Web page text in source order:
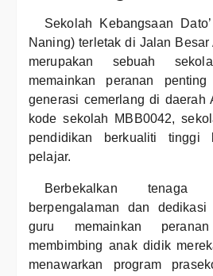
Sekolah Kebangsaan
Naning) terletak di Jalan
merupakan sebuah
memainkan peranan
generasi cemerlang di daerah
kode sekolah MBB0042,
pendidikan berkualiti tinggi
pelajar.
Berbekalkan tenaga
berpengalaman dan
guru memainkan
membimbing anak didik
menawarkan program